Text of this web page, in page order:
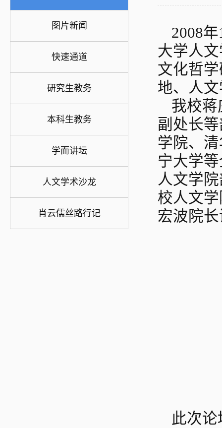
图片新闻
快速通道
研究生教务
本科生教务
学而讲坛
人文学术沙龙
肖云儒丝路行记
2008
大学人
文化哲
地、人
我校
副处长
学院、
宁大学
人文学
校人文
宏波院
此次